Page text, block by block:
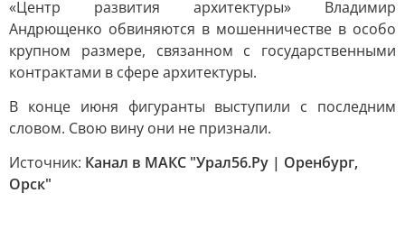
«Центр развития архитектуры» Владимир
Андрющенко обвиняются в мошенничестве в особо
крупном размере, связанном с государственными
контрактами в сфере архитектуры.
В конце июня фигуранты выступили с последним
словом. Свою вину они не признали.
Источник: Канал в МАКС "Урал56.Ру | Оренбург,
Орск"